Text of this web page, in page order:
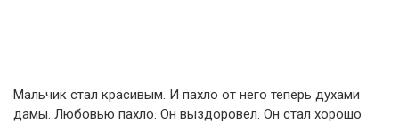
Мальчик стал красивым. И пахло от него теперь духами
дамы. Любовью пахло. Он выздоровел. Он стал хорошо